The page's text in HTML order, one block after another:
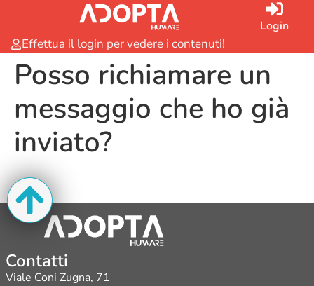
Login
Effettua il login per vedere i contenuti!
Posso richiamare un
messaggio che ho già
inviato?
Contatti
Viale Coni Zugna, 71